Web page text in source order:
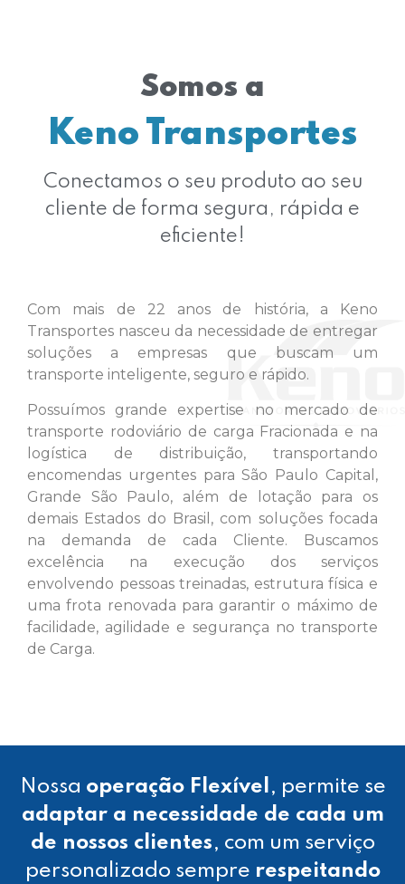
Somos a
Keno Transportes
Conectamos o seu produto ao seu
cliente de forma segura, rápida e
eficiente!
Com mais de 22 anos de história, a Keno
Transportes nasceu da necessidade de entregar
soluções a empresas que buscam um
transporte inteligente, seguro e rápido.
Possuímos grande expertise no mercado de
transporte rodoviário de carga Fracionada e na
logística de distribuição, transportando
encomendas urgentes para São Paulo Capital,
Grande São Paulo, além de lotação para os
demais Estados do Brasil, com soluções focada
na demanda de cada Cliente. Buscamos
excelência na execução dos serviços
envolvendo pessoas treinadas, estrutura física e
uma frota renovada para garantir o máximo de
facilidade, agilidade e segurança no transporte
de Carga.
Nossa operação Flexível , permite se
adaptar a necessidade de cada um
de nossos clientes, com um serviço
personalizado sempre respeitando